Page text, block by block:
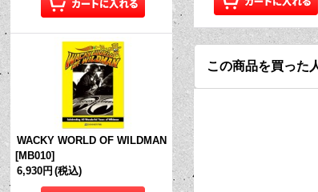
WACKY WORLD OF WILDMAN
[MB010]
6,930円 (税込)
この商品を買った